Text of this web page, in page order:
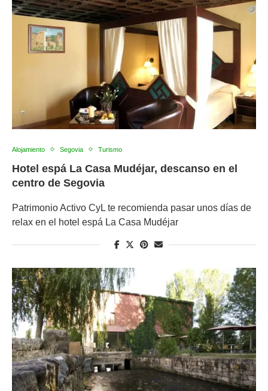
Alojamiento Segovia Turismo
Hotel espá La Casa Mudéjar, descanso en el
centro de Segovia
Patrimonio Activo CyL te recomienda pasar unos días de
relax en el hotel espá La Casa Mudéjar